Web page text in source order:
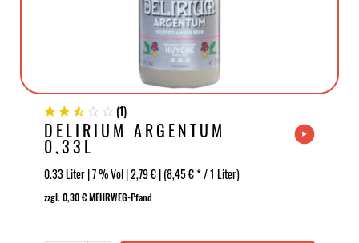
(1)
DELIRIUM ARGENTUM
0,33L
0.33 Liter | 7 % Vol | 2,79 € | (8,45 € * / 1 Liter)
zzgl. 0,30 € MEHRWEG-Pfand